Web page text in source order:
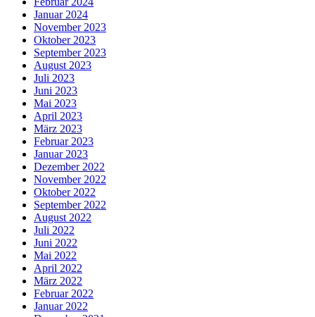
Januar 2024
November 2023
Oktober 2023
September 2023
August 2023
Juli 2023
Juni 2023
Mai 2023
April 2023
März 2023
Februar 2023
Januar 2023
Dezember 2022
November 2022
Oktober 2022
September 2022
August 2022
Juli 2022
Juni 2022
Mai 2022
April 2022
März 2022
Februar 2022
Januar 2022